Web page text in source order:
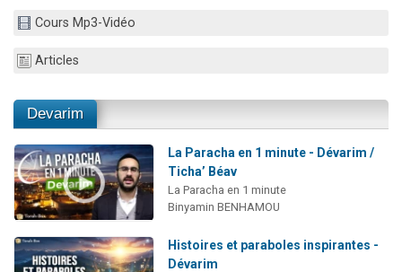
Cours Mp3-Vidéo
Articles
Devarim
La Paracha en 1 minute - Dévarim /
Ticha’ Béav
La Paracha en 1 minute
Binyamin BENHAMOU
Histoires et paraboles inspirantes -
Dévarim